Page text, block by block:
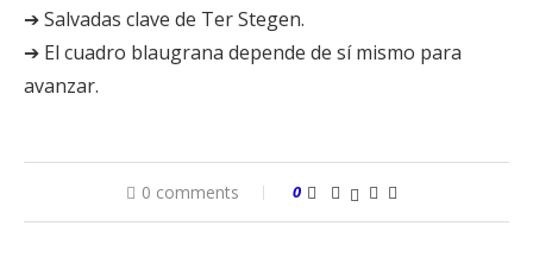
➔ Salvadas clave de Ter Stegen.
➔ El cuadro blaugrana depende de sí mismo para
avanzar.
0 comments 0